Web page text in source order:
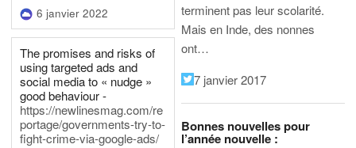
6 janvier 2022
The promises and risks of
using targeted ads and
social media to « nudge »
good behaviour -
https://newlinesmag.com/re
portage/governments-try-to-
fight-crime-via-google-ads/
terminent pas leur scolarité.
Mais en Inde, des nonnes
ont…
7 janvier 2017
Bonnes nouvelles pour
l’année nouvelle :